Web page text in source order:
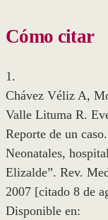
Cómo citar
1.
Chávez Véliz A,
Valle Lituma R.
Reporte de un
Neonatales,
Elizalde”. Rev.
2007 [citado 8 de
Disponible en: